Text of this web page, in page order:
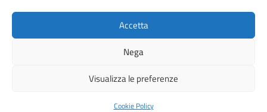
Accetta
Nega
Visualizza le preferenze
Cookie Policy
Dati DPO
Note legali
In collaborazione con